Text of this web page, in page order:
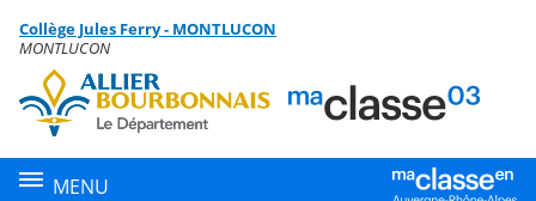
Menu de la rubrique
Contenu
Collège Jules Ferry - MONTLUCON
MONTLUCON
MENU